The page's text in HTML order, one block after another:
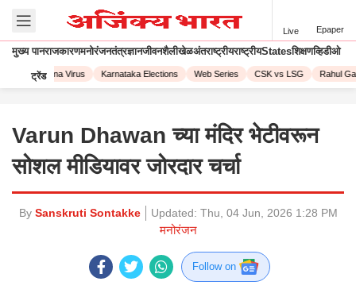
Live Epaper
मुख्य पानराजकारणमनोरंजनतंत्रज्ञानजीवनशैलीखेळअंतराष्ट्रीयराष्ट्रीयStatesशिक्षणव्हिडीओ
ट्रेंड
Corona Virus Karnataka Elections Web Series CSK vs LSG Rahul
Varun Dhawan च्या मंदिर भेटीवरून
सोशल मीडियावर जोरदार चर्चा
By Sanskruti Sontakke Updated: Thu, 04 Jun, 2026 1:28 PM
मनोरंजन
Follow on